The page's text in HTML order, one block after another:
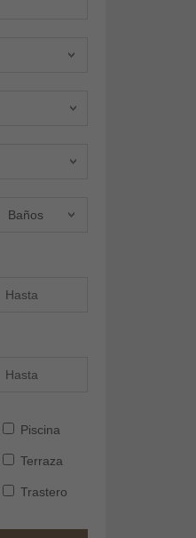
Baños
Piscina
Terraza
Trastero